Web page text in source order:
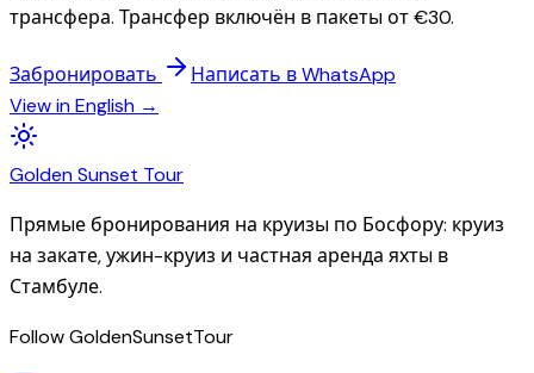
трансфера. Трансфер включён в пакеты от €30.
Забронировать
Написать в WhatsApp
View in English →
GoldenSunset Tour
Прямые бронирования на круизы по Босфору: круиз
на закате, ужин-круиз и частная аренда яхты в
Стамбуле.
Follow GoldenSunsetTour